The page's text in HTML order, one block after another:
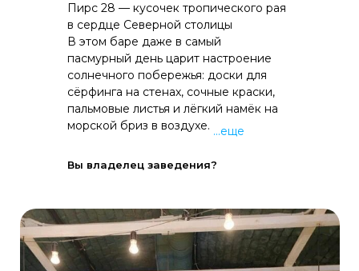
Пирс 28 — кусочек тропического рая
в сердце Северной столицы
В этом баре даже в самый
пасмурный день царит настроение
солнечного побережья: доски для
сёрфинга на стенах, сочные краски,
пальмовые листья и лёгкий намёк на
морской бриз в воздухе. ...еще
Вы владелец заведения?